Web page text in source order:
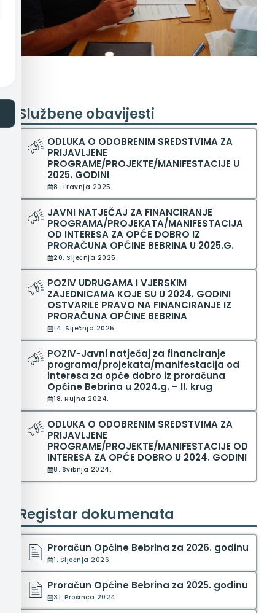
Službene obavijesti
ODLUKA O ODOBRENIM SREDSTVIMA ZA
PRIJAVLJENE
PROGRAME/PROJEKTE/MANIFESTACIJE U
2025. GODINI
8. Travnja 2025.
JAVNI NATJEČAJ ZA FINANCIRANJE
PROGRAMA/PROJEKATA/MANIFESTACIJA
OD INTERESA ZA OPĆE DOBRO IZ
PRORAČUNA OPĆINE BEBRINA U 2025.G.
20. Siječnja 2025.
POZIV UDRUGAMA I VJERSKIM
ZAJEDNICAMA KOJE SU U 2024. GODINI
OSTVARILE PRAVO NA FINANCIRANJE IZ
PRORAČUNA OPĆINE BEBRINA
14. Siječnja 2025.
POZIV-Javni natječaj za financiranje
programa/projekata/manifestacija od
interesa za opće dobro iz proračuna
Općine Bebrina u 2024.g. – II. krug
18. Rujna 2024.
ODLUKA O ODOBRENIM SREDSTVIMA ZA
PRIJAVLJENE
PROGRAME/PROJEKTE/MANIFESTACIJE OD
INTERESA ZA OPĆE DOBRO U 2024. GODINI
8. Svibnja 2024.
Registar dokumenata
Proračun Općine Bebrina za 2026. godinu
1. Siječnja 2026.
Proračun Općine Bebrina za 2025. godinu
31. Prosinca 2024.